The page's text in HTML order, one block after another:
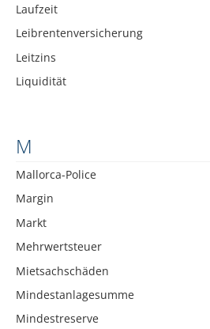
Laufzeit
Leibrentenversicherung
Leitzins
Liquidität
M
Mallorca-Police
Margin
Markt
Mehrwertsteuer
Mietsachschäden
Mindestanlagesumme
Mindestreserve